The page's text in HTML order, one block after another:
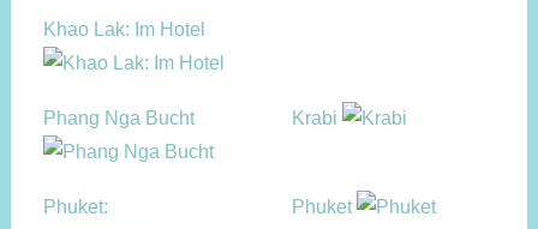
Khao Lak: Im Hotel
Phang Nga Bucht Krabi
Phuket:
Phuket